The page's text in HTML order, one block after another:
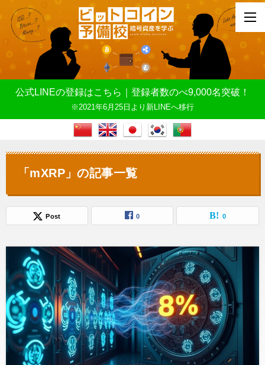
公式LINEの登録はこちら｜登録者数のべ9,000名突破！
※2021年6月25日より新LINEへ移行
「mXRP」の記事一覧
Post 0 0